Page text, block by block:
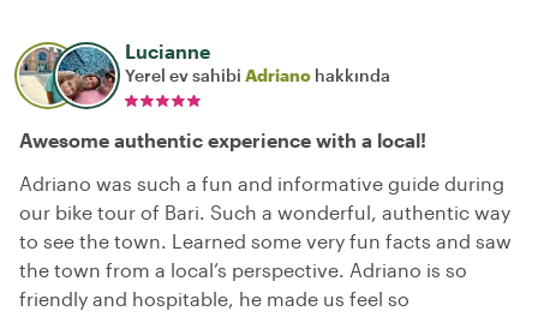
Lucianne
Yerel ev sahibi Adriano hakkında
Awesome authentic experience with a local!
Adriano was such a fun and informative guide during
our bike tour of Bari. Such a wonderful, authentic way
to see the town. Learned some very fun facts and saw
the town from a local’s perspective. Adriano is so
friendly and hospitable, he made us feel so